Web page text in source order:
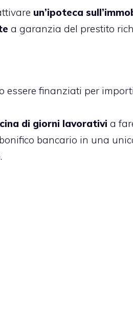
un’ipoteca
a garanzia del prestito
essere finanziati per
di giorni lavorativi a
bancario in una